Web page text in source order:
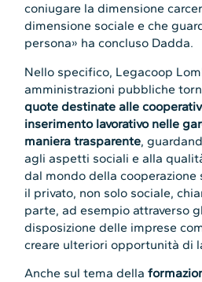
coniugare la dimensione
dimensione sociale e che
persona» ha concluso Dadda.
Nello specifico, Legacoop
amministrazioni pubbliche
quote destinate alle
inserimento lavorativo nelle
maniera trasparente,
agli aspetti sociali e alla
dal mondo della cooperazione
il privato, non solo sociale,
parte, ad esempio attraverso
disposizione delle imprese
creare ulteriori opportunità di
Anche sul tema della